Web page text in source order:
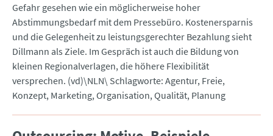
Gefahr gesehen wie ein möglicherweise hoher
Abstimmungsbedarf mit dem Pressebüro. Kostenersparnis
und die Gelegenheit zu leistungsgerechter Bezahlung sieht
Dillmann als Ziele. Im Gespräch ist auch die Bildung von
kleinen Regionalverlagen, die höhere Flexibilität
versprechen. (vd)\NLN\ Schlagworte: Agentur, Freie,
Konzept, Marketing, Organisation, Qualität, Planung